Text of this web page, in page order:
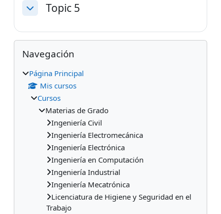
ColapsarTopic 5
Bloques
Salta Navegación
Navegación
Página Principal
Mis cursos
Cursos
Materias de Grado
Ingeniería Civil
Ingeniería Electromecánica
Ingeniería Electrónica
Ingeniería en Computación
Ingeniería Industrial
Ingeniería Mecatrónica
Licenciatura de Higiene y Seguridad en el
Trabajo